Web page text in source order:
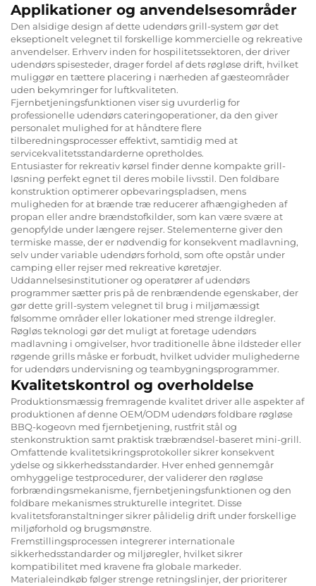
Applikationer og anvendelsesområder
Den alsidige design af dette udendørs grill-system gør det
ekseptionelt velegnet til forskellige kommercielle og rekreative
anvendelser. Erhverv inden for hospilitetssektoren, der driver
udendørs spisesteder, drager fordel af dets røgløse drift, hvilket
muliggør en tættere placering i nærheden af gæsteområder
uden bekymringer for luftkvaliteten.
Fjernbetjeningsfunktionen viser sig uvurderlig for
professionelle udendørs cateringoperationer, da den giver
personalet mulighed for at håndtere flere
tilberedningsprocesser effektivt, samtidig med at
servicekvalitetsstandarderne opretholdes.
Entusiaster for rekreativ kørsel finder denne kompakte grill-
løsning perfekt egnet til deres mobile livsstil. Den foldbare
konstruktion optimerer opbevaringspladsen, mens
muligheden for at brænde træ reducerer afhængigheden af
propan eller andre brændstofkilder, som kan være svære at
genopfylde under længere rejser. Stelementerne giver den
termiske masse, der er nødvendig for konsekvent madlavning,
selv under variable udendørs forhold, som ofte opstår under
camping eller rejser med rekreative køretøjer.
Uddannelsesinstitutioner og operatører af udendørs
programmer sætter pris på de renbrændende egenskaber, der
gør dette grill-system velegnet til brug i miljømæssigt
følsomme områder eller lokationer med strenge ildregler.
Røgløs teknologi gør det muligt at foretage udendørs
madlavning i omgivelser, hvor traditionelle åbne ildsteder eller
røgende grills måske er forbudt, hvilket udvider mulighederne
for udendørs undervisning og teambygningsprogrammer.
Kvalitetskontrol og overholdelse
Produktionsmæssig fremragende kvalitet driver alle aspekter af
produktionen af denne OEM/ODM udendørs foldbare røgløse
BBQ-kogeovn med fjernbetjening, rustfrit stål og
stenkonstruktion samt praktisk træbrændsel-baseret mini-grill.
Omfattende kvalitetsikringsprotokoller sikrer konsekvent
ydelse og sikkerhedsstandarder. Hver enhed gennemgår
omhyggelige testprocedurer, der validerer den røgløse
forbrændingsmekanisme, fjernbetjeningsfunktionen og den
foldbare mekanismes strukturelle integritet. Disse
kvalitetsforanstaltninger sikrer pålidelig drift under forskellige
miljøforhold og brugsmønstre.
Fremstillingsprocessen integrerer internationale
sikkerhedsstandarder og miljøregler, hvilket sikrer
kompatibilitet med kravene fra globale markeder.
Materialeindkøb følger strenge retningslinjer, der prioriterer